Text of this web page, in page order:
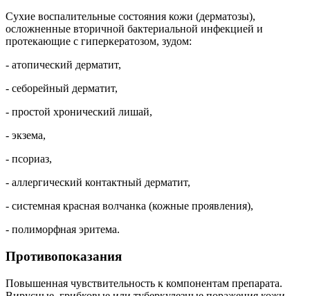
Сухие воспалительные состояния кожи (дерматозы),
осложненные вторичной бактериальной инфекцией и
протекающие с гиперкератозом, зудом:
- атопический дерматит,
- себорейный дерматит,
- простой хронический лишай,
- экзема,
- псориаз,
- аллергический контактный дерматит,
- системная красная волчанка (кожные проявления),
- полиморфная эритема.
Противопоказания
Повышенная чувствительность к компонентам препарата.